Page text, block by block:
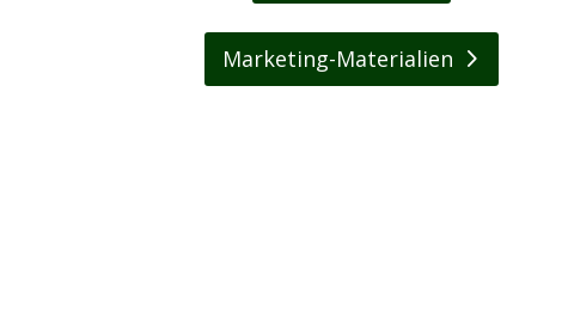
Marketing-Materialien